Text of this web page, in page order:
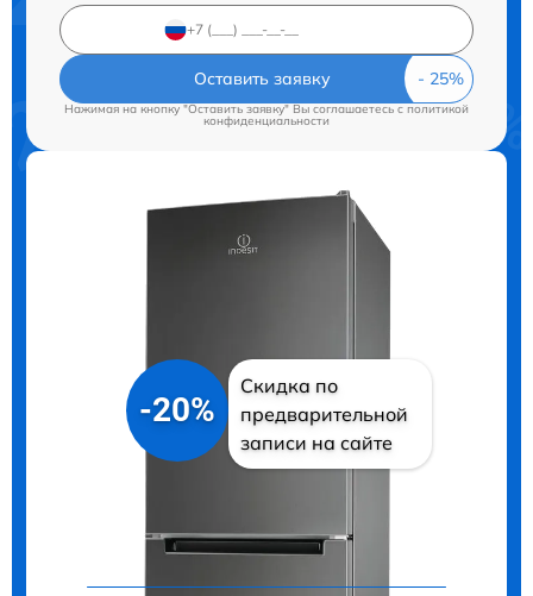
Оставить заявку
Нажимая на кнопку "Оставить заявку" Вы соглашаетесь cполитикой
конфиденциальности
-20%
Скидка по
предварительной
записи на сайте
Цены на ремонт